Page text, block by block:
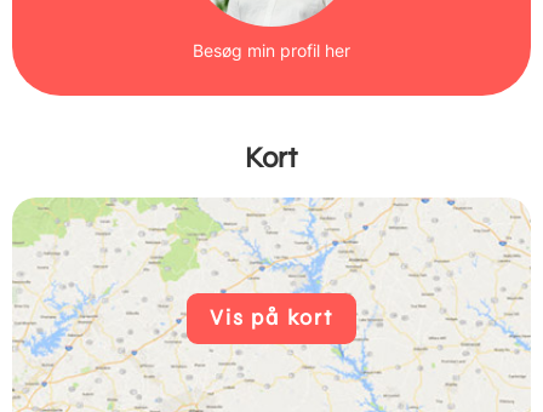
Besøg min profil her
Kort
Vis på kort